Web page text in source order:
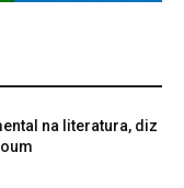
na literatura, diz